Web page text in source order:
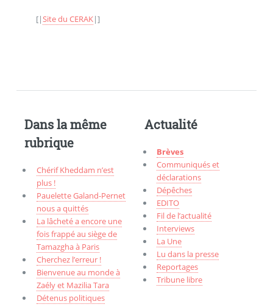
[|Site du CERAK|]
Dans la même
rubrique
Chérif Kheddam n’est
plus !
Pauelette Galand-Pernet
nous a quittés
La lâcheté a encore une
fois frappé au siège de
Tamazgha à Paris
Cherchez l’erreur !
Bienvenue au monde à
Zaély et Mazilia Tara
Détenus politiques
Actualité
Brèves
Communiqués et
déclarations
Dépêches
EDITO
Fil de l’actualité
Interviews
La Une
Lu dans la presse
Reportages
Tribune libre